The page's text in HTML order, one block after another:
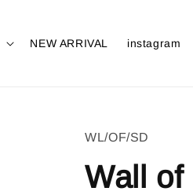
NEW ARRIVAL instagram
WL/OF/SD
Wall of